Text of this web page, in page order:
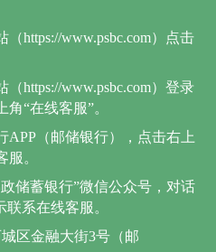
https://www.psbc.com）点击
https://www.psbc.com）登录
“在线客服”。
APP（邮储银行），点击右上
。
储蓄银行”微信公众号，对话
系在线客服。
区金融大街3号（邮